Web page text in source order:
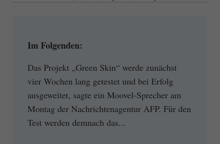
Im Folgenden:
Das Projekt „Green Skin“ werde zunächst
vier Wochen lang getestet und bei Erfolg
ausgeweitet, sagte ein Moovel-Sprecher am
Montag der Nachrichtenagentur AFP. Für den
Test werden demnach das...